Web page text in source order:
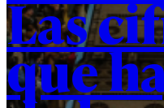
Las
que